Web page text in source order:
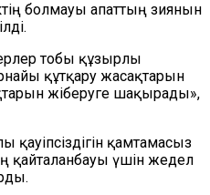
болмауы апаттың зиянын
тобы құзырлы
құтқару жасақтарын
жіберуге шақырады»,
қауіпсіздігін қамтамасыз
қайталанбауы үшін жедел